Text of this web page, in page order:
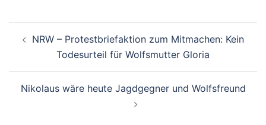
NRW – Protestbriefaktion zum Mitmachen: Kein
Todesurteil für Wolfsmutter Gloria
Nikolaus wäre heute Jagdgegner und Wolfsfreund